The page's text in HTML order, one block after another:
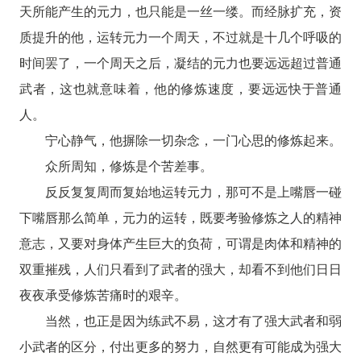
天所能产生的元力，也只能是一丝一缕。而经脉扩充，资
质提升的他，运转元力一个周天，不过就是十几个呼吸的
时间罢了，一个周天之后，凝结的元力也要远远超过普通
武者，这也就意味着，他的修炼速度，要远远快于普通
人。
宁心静气，他摒除一切杂念，一门心思的修炼起来。
众所周知，修炼是个苦差事。
反反复复周而复始地运转元力，那可不是上嘴唇一碰
下嘴唇那么简单，元力的运转，既要考验修炼之人的精神
意志，又要对身体产生巨大的负荷，可谓是肉体和精神的
双重摧残，人们只看到了武者的强大，却看不到他们日日
夜夜承受修炼苦痛时的艰辛。
当然，也正是因为练武不易，这才有了强大武者和弱
小武者的区分，付出更多的努力，自然更有可能成为强大